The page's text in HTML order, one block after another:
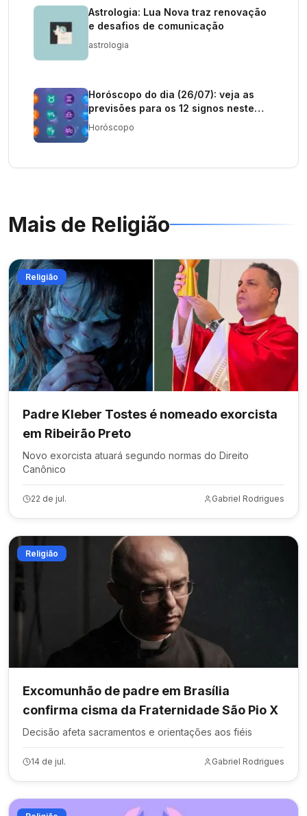
Astrologia: Lua Nova traz renovação
e desafios de comunicação
astrologia
Horóscopo do dia (26/07): veja as
previsões para os 12 signos neste
domingo
Horóscopo
Mais de Religião
Religião
Padre Kleber Tostes é nomeado exorcista
em Ribeirão Preto
Novo exorcista atuará segundo normas do Direito
Canônico
22 de jul. Gabriel Rodrigues
Religião
Excomunhão de padre em Brasília
confirma cisma da Fraternidade São Pio X
Decisão afeta sacramentos e orientações aos fiéis
14 de jul. Gabriel Rodrigues